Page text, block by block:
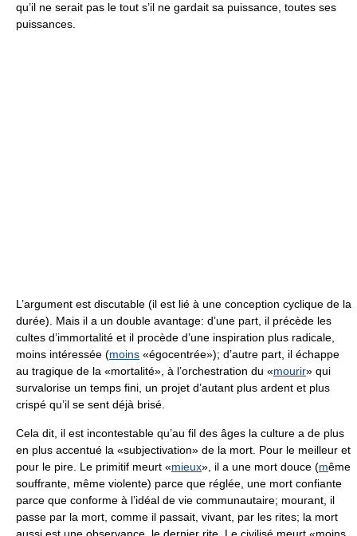
qu’il ne serait pas le tout s’il ne gardait sa puissance, toutes ses
puissances.
L’argument est discutable (il est lié à une conception cyclique de la
durée). Mais il a un double avantage: d’une part, il précède les
cultes d’immortalité et il procède d’une inspiration plus radicale,
moins intéressée (moins «égocentrée»); d’autre part, il échappe
au tragique de la «mortalité», à l’orchestration du «mourir» qui
survalorise un temps fini, un projet d’autant plus ardent et plus
crispé qu’il se sent déjà brisé.
Cela dit, il est incontestable qu’au fil des âges la culture a de plus
en plus accentué la «subjectivation» de la mort. Pour le meilleur et
pour le pire. Le primitif meurt «mieux», il a une mort douce (même
souffrante, même violente) parce que réglée, une mort confiante
parce que conforme à l’idéal de vie communautaire; mourant, il
passe par la mort, comme il passait, vivant, par les rites; la mort